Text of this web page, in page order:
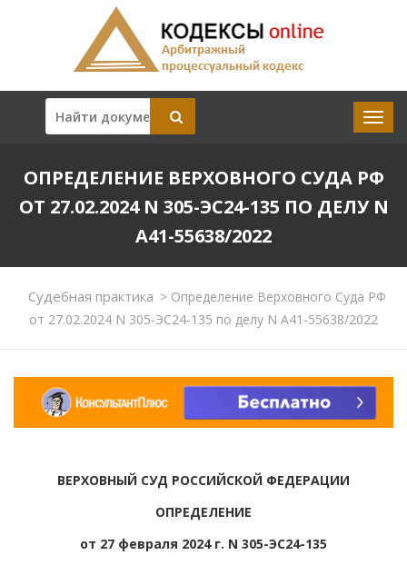
ОПРЕДЕЛЕНИЕ ВЕРХОВНОГО СУДА РФ
ОТ 27.02.2024 N 305-ЭС24-135 ПО ДЕЛУ N
А41-55638/2022
Судебная практика >Определение Верховного Суда РФ
от 27.02.2024 N 305-ЭС24-135 по делу N А41-55638/2022
ВЕРХОВНЫЙ СУД РОССИЙСКОЙ ФЕДЕРАЦИИ
ОПРЕДЕЛЕНИЕ
от 27 февраля 2024 г. N 305-ЭС24-135